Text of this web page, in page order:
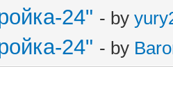
24" - by
24" - by